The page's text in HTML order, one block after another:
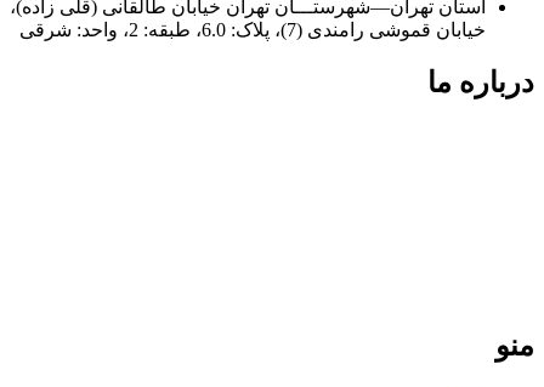
استان تهران—شهرستـــان تهران خیابان طالقانی (قلی زاده)،
خیابان قموشی رامندی (7)، پلاک: 6.0، طبقه: 2، واحد: شرقی
درباره ما
منو